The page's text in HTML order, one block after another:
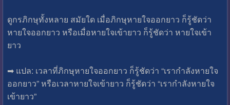
ดูกรภิกษุทั้งหลาย สมัยใด เมื่อภิกษุหายใจออกยาว ก็รู้ชัดว่า
หายใจออกยาว หรือเมื่อหายใจเข้ายาว ก็รู้ชัดว่า หายใจเข้า
ยาว
➡ แปล: เวลาที่ภิกษุหายใจออกยาว ก็รู้ชัดว่า “เรากำลังหายใจ
ออกยาว” หรือเวลาหายใจเข้ายาว ก็รู้ชัดว่า “เรากำลังหายใจ
เข้ายาว”